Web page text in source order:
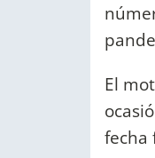
El
fecha